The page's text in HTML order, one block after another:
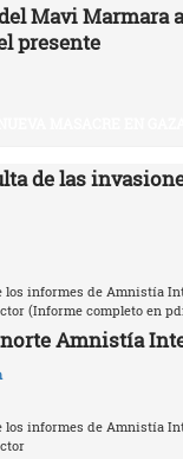
Mavi Marmara
presente
de las
informes de Amnistía
(Informe completo en
norte Amnistía
informes de Amnistía